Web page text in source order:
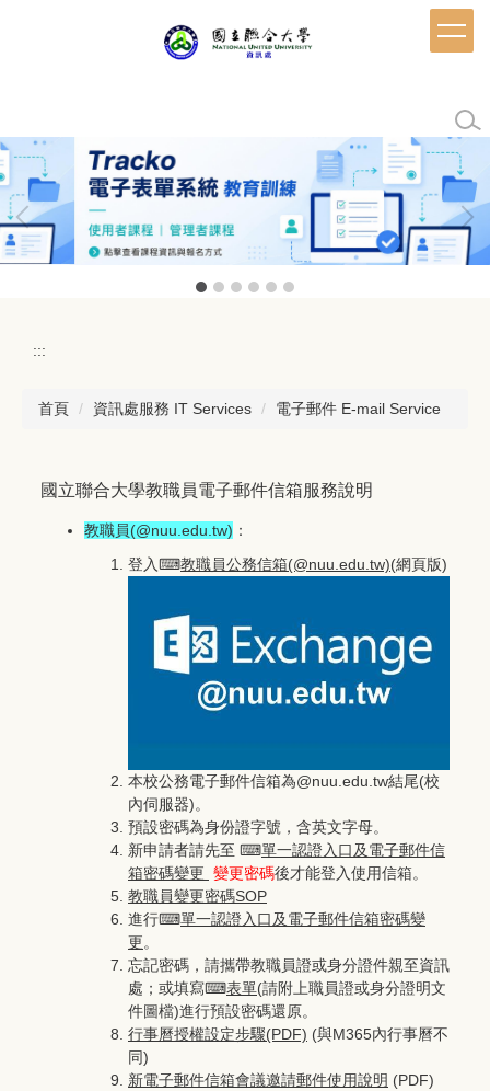
區
:::
首頁 資訊處服務 IT Services 電子郵件 E-mail Service
國立聯合大學教職員電子郵件信箱服務說明
教職員(@nuu.edu.tw) ：
登入⌨教職員公務信箱(@nuu.edu.tw)(網頁版)
本校公務電子郵件信箱為@nuu.edu.tw結尾(校
內伺服器)。
預設密碼為身份證字號，含英文字母。
新申請者請先至 ⌨單一認證入口及電子郵件信
箱密碼變更 變更密碼後才能登入使用信箱。
教職員變更密碼SOP
進行⌨單一認證入口及電子郵件信箱密碼變
更。
忘記密碼，請攜帶教職員證或身分證件親至資訊
處；或填寫⌨表單(請附上職員證或身分證明文
件圖檔)進行預設密碼還原。
行事曆授權設定步驟(PDF) (與M365內行事曆不
同)
新電子郵件信箱會議邀請郵件使用說明 (PDF)